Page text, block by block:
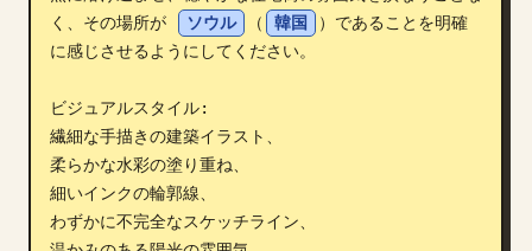
く、その場所が
ソウル （ 韓国
）であることを明確
に感じさせるようにしてください。
ビジュアルスタイル:
繊細な手描きの建築イラスト、
柔らかな水彩の塗り重ね、
細いインクの輪郭線、
わずかに不完全なスケッチライン、